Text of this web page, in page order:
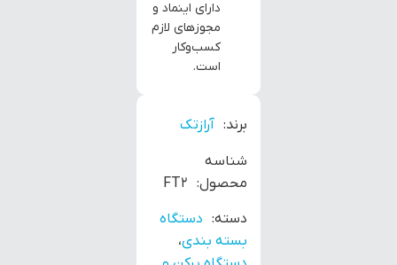
برند: آرازتک
شناسه
محصول: FT2
دسته: دستگاه
بسته بندی،
دارای اینماد و
مجوزهای لازم
کسب‌وکار
است.